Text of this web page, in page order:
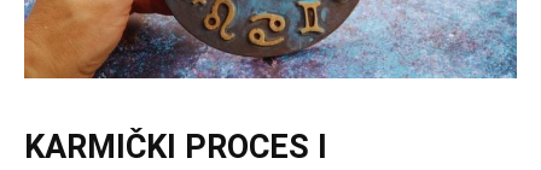
KARMIČKI PROCES I